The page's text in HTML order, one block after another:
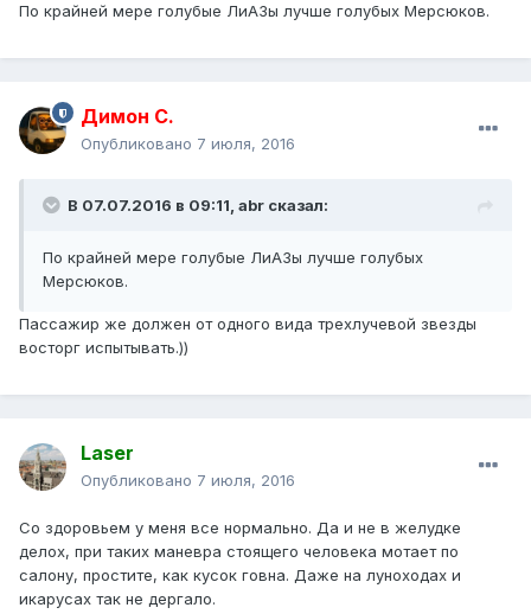
По крайней мере голубые ЛиАЗы лучше голубых Мерсюков.
Димон С.
Опубликовано 7 июля, 2016
В 07.07.2016 в 09:11, abr сказал:
По крайней мере голубые ЛиАЗы лучше голубых
Мерсюков.
Пассажир же должен от одного вида трехлучевой звезды
восторг испытывать.))
Laser
Опубликовано 7 июля, 2016
Со здоровьем у меня все нормально. Да и не в желудке
делох, при таких маневра стоящего человека мотает по
салону, простите, как кусок говна. Даже на луноходах и
икарусах так не дергало.